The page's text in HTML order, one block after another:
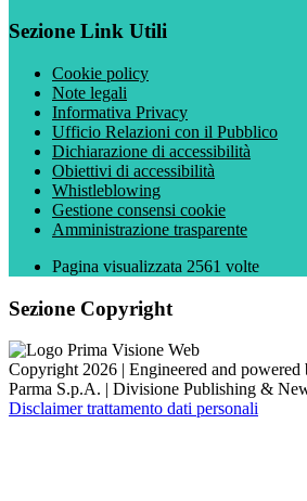
Sezione Link Utili
Cookie policy
Note legali
Informativa Privacy
Ufficio Relazioni con il Pubblico
Dichiarazione di accessibilità
Obiettivi di accessibilità
Whistleblowing
Gestione consensi cookie
Amministrazione trasparente
Pagina visualizzata 2561 volte
Sezione Copyright
Copyright 2026 | Engineered and
Parma S.p.A. | Divisione Publishing &
Disclaimer trattamento dati personali